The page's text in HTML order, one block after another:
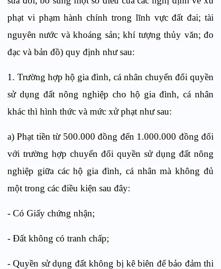
phạt vi phạm hành chính trong lĩnh vực đất đai; tài
nguyên nước và khoáng sản; khí tượng thủy văn; đo
đạc và bản đồ) quy định như sau:
1. Trường hợp hộ gia đình, cá nhân chuyển đổi quyền
sử dụng đất nông nghiệp cho hộ gia đình, cá nhân
khác thì hình thức và mức xử phạt như sau:
a) Phạt tiền từ 500.000 đồng đến 1.000.000 đồng đối
với trường hợp chuyển đổi quyền sử dụng đất nông
nghiệp giữa các hộ gia đình, cá nhân mà không đủ
một trong các điều kiện sau đây:
- Có Giấy chứng nhận;
- Đất không có tranh chấp;
- Quyền sử dụng đất không bị kê biên để bảo đảm thi